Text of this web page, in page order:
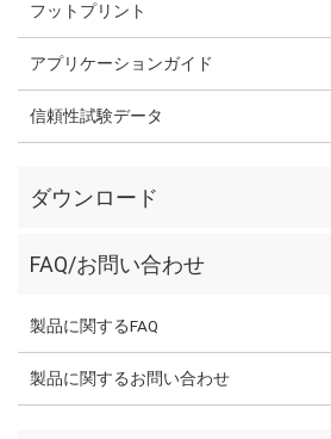
フットプリント
アプリケーションガイド
信頼性試験データ
ダウンロード
FAQ/お問い合わせ
製品に関するFAQ
製品に関するお問い合わせ